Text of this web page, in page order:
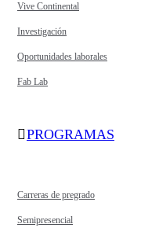
Vive Continental
Investigación
Oportunidades laborales
Fab Lab
PROGRAMAS
Carreras de pregrado
Semipresencial